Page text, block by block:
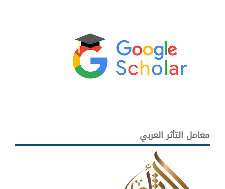
معامل التأثر العربي